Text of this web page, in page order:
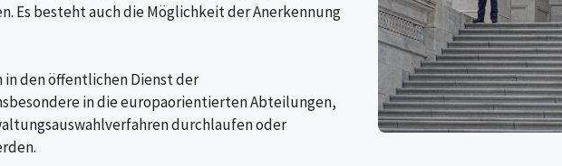
Es besteht auch die Möglichkeit der Anerkennung
den öffentlichen Dienst der
in die europaorientierten Abteilungen,
durchlaufen oder